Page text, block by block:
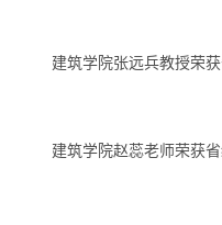
建筑学院张远兵教授荣
建筑学院赵蕊老师荣获